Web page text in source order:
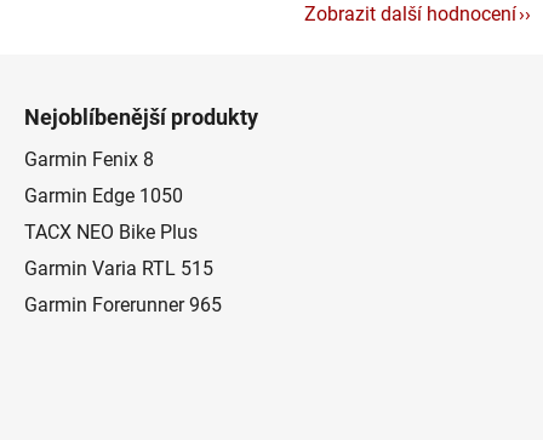
Zobrazit další hodnocení
Nejoblíbenější produkty
Garmin Fenix 8
Garmin Edge 1050
TACX NEO Bike Plus
Garmin Varia RTL 515
Garmin Forerunner 965